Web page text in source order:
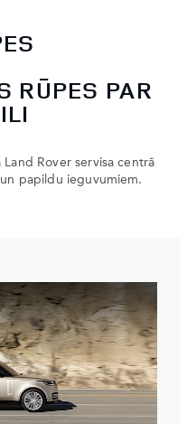
RŪPES PAR
Rover servisa centrā
papildu ieguvumiem.